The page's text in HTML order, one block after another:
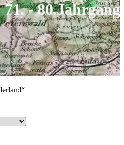
71. - 80.Jahrgang